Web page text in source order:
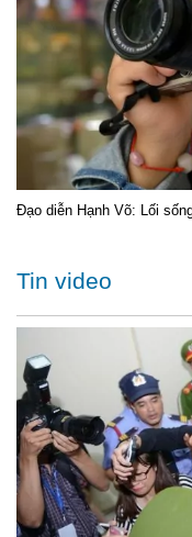
Đạo diễn Hạnh Võ: Lối
Tin video